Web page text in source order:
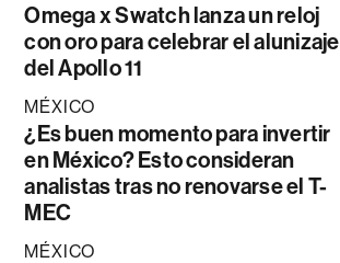
Omega x Swatch lanza un reloj
con oro para celebrar el alunizaje
del Apollo 11
MÉXICO
¿Es buen momento para invertir
en México? Esto consideran
analistas tras no renovarse el T-
MEC
MÉXICO